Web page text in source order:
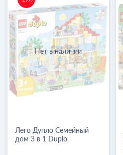
Нет в наличии
Лего Дупло Семейный
дом 3 в 1 Duplo